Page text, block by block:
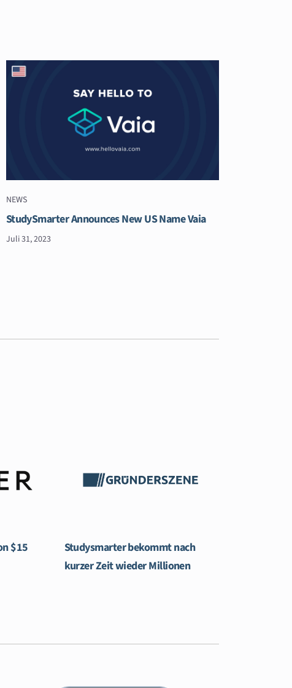
NEWS
StudySmarter Announces New US Name Vaia
Juli 31, 2023
$15
Studysmarter bekommt nach
kurzer Zeit wieder Millionen